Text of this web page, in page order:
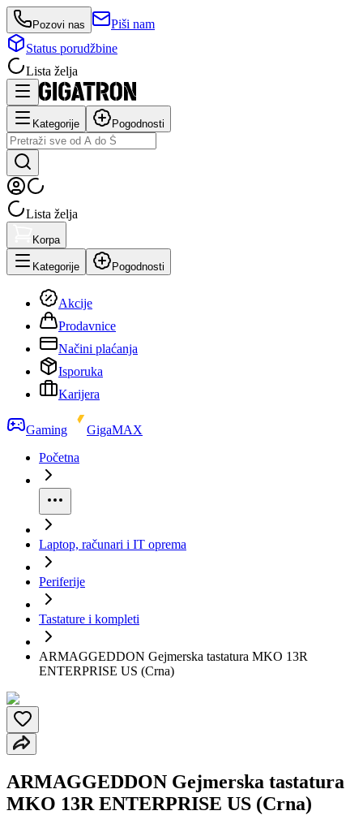
Pozovi nas
Piši nam
Status porudžbine
Lista želja
Kategorije Pogodnosti
Lista želja
Korpa
Kategorije Pogodnosti
Akcije
Prodavnice
Načini plaćanja
Isporuka
Karijera
Gaming
GigaMAX
Početna
Laptop, računari i IT oprema
Periferije
Tastature i kompleti
ARMAGGEDDON Gejmerska tastatura MKO 13R
ENTERPRISE US (Crna)
ARMAGGEDDON Gejmerska tastatura
MKO 13R ENTERPRISE US (Crna)